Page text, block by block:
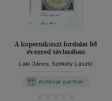
A kopernikuszi fordulat fél
évezred távlatában
Laki János, Székely László
Antikvár partner